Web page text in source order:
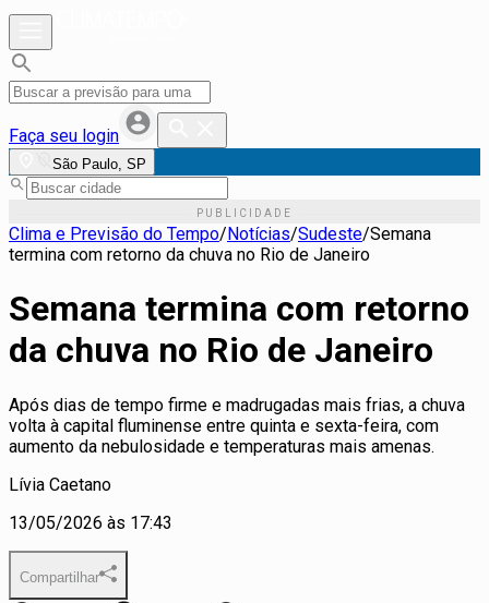
Faça seu login
São Paulo, SP
Clima e Previsão do Tempo/Notícias/Sudeste/Semana
termina com retorno da chuva no Rio de Janeiro
Semana termina com retorno
da chuva no Rio de Janeiro
Após dias de tempo firme e madrugadas mais frias, a chuva
volta à capital fluminense entre quinta e sexta-feira, com
aumento da nebulosidade e temperaturas mais amenas.
Lívia Caetano
13/05/2026 às 17:43
Compartilhar